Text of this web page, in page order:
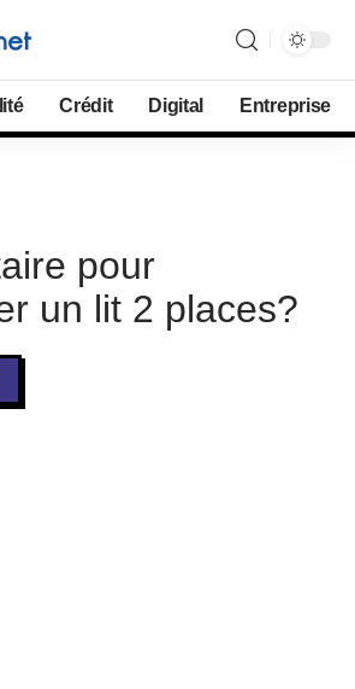
Crédit Digital Entreprise
pour
un lit 2 places?